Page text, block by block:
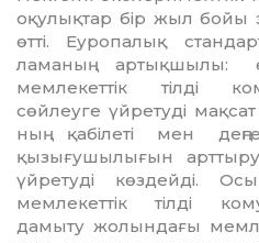
оқулықтар бір жыл бойы
өтті. Еуро­палық
ламаның артықшылы:
мемлекеттік тілді
сөйлеуге үйре­туді
ның қабілеті мен
қызығушылығын
үйретуді көздейді.
мемлекеттік тілді
дамыту жолындағы